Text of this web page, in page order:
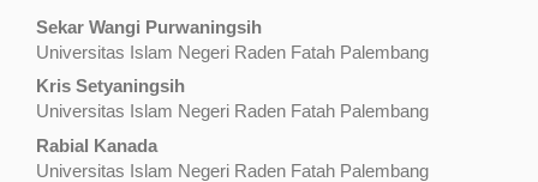
Main
Article
Content
Sekar Wangi Purwaningsih
Universitas Islam Negeri Raden Fatah Palembang
Kris Setyaningsih
Universitas Islam Negeri Raden Fatah Palembang
Rabial Kanada
Universitas Islam Negeri Raden Fatah Palembang